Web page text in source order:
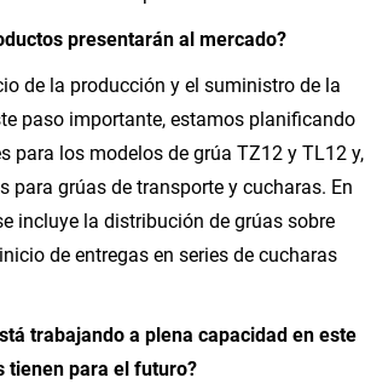
presentarán al mercado?
de la producción y el suministro de la
paso importante, estamos planificando
para los modelos de grúa TZ12 y TL12 y,
para grúas de transporte y cucharas. En
incluye la distribución de grúas sobre
de entregas en series de cucharas
trabajando a plena capacidad en este
tienen para el futuro?